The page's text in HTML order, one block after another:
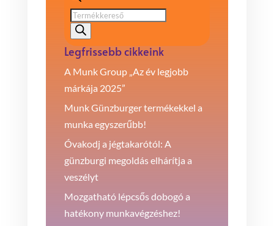
Products
search
Legfrissebb cikkeink
A Munk Group „Az év legjobb
márkája 2025”
Munk Günzburger termékekkel a
munka egyszerűbb!
Óvakodj a jégtakarótól: A
günzburgi megoldás elhárítja a
veszélyt
Mozgatható lépcsős dobogó a
hatékony munkavégzéshez!